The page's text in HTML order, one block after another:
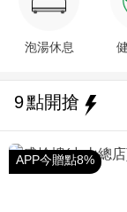
泡湯休息
9點開搶
APP今贈點8%